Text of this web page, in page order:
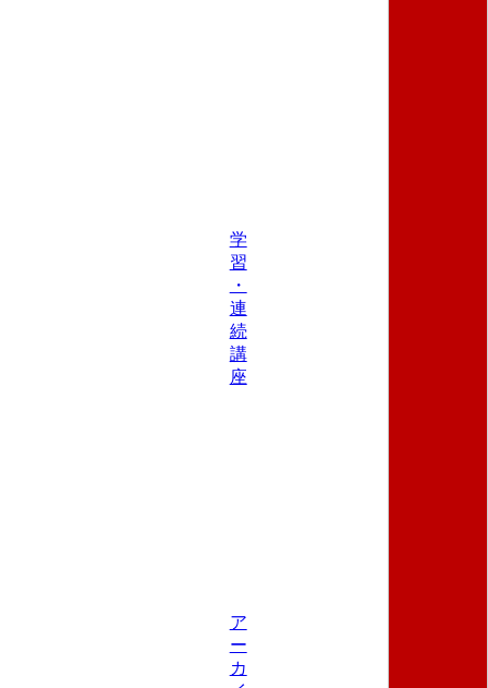
学
習
・
連
続
講
座
ア
ー
カ